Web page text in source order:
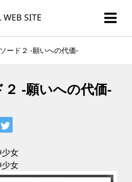
ード２ -願いへの代価-
-願いへの代価-